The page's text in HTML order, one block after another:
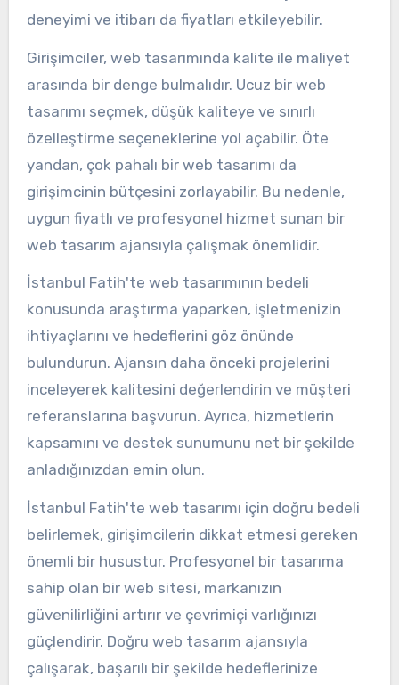
deneyimi ve itibarı da fiyatları etkileyebilir.
Girişimciler, web tasarımında kalite ile maliyet
arasında bir denge bulmalıdır. Ucuz bir web
tasarımı seçmek, düşük kaliteye ve sınırlı
özelleştirme seçeneklerine yol açabilir. Öte
yandan, çok pahalı bir web tasarımı da
girişimcinin bütçesini zorlayabilir. Bu nedenle,
uygun fiyatlı ve profesyonel hizmet sunan bir
web tasarım ajansıyla çalışmak önemlidir.
İstanbul Fatih'te web tasarımının bedeli
konusunda araştırma yaparken, işletmenizin
ihtiyaçlarını ve hedeflerini göz önünde
bulundurun. Ajansın daha önceki projelerini
inceleyerek kalitesini değerlendirin ve müşteri
referanslarına başvurun. Ayrıca, hizmetlerin
kapsamını ve destek sunumunu net bir şekilde
anladığınızdan emin olun.
İstanbul Fatih'te web tasarımı için doğru bedeli
belirlemek, girişimcilerin dikkat etmesi gereken
önemli bir husustur. Profesyonel bir tasarıma
sahip olan bir web sitesi, markanızın
güvenilirliğini artırır ve çevrimiçi varlığınızı
güçlendirir. Doğru web tasarım ajansıyla
çalışarak, başarılı bir şekilde hedeflerinize